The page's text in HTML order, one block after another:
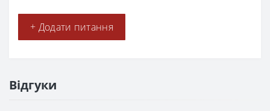
+ Додати питання
Відгуки